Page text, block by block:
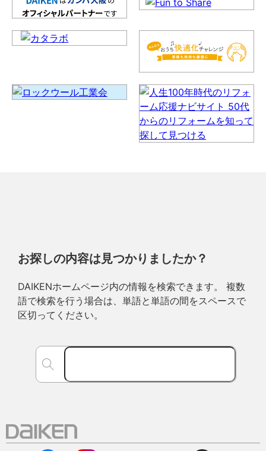
お探しの内容は見つかりましたか？
DAIKENホームページ内の情報を検索できます。 複数
語で検索を行う場合は、単語と単語の間をスペースで
区切ってください。